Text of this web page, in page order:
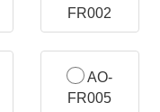
FR002
AO-
FR005